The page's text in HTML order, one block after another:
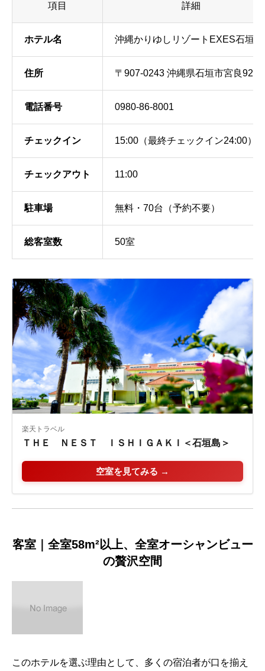
項目 詳細
ホテル名 沖縄かりゆしリゾートEXES石垣
住所 〒907-0243 沖縄県石垣市宮良923-
電話番号 0980-86-8001
チェックイン 15:00（最終チェックイン24:00）
チェックアウト 11:00
駐車場 無料・70台（予約不要）
総客室数 50室
楽天トラベル
ＴＨＥ ＮＥＳＴ ＩＳＨＩＧＡＫＩ＜石垣島＞
空室を見てみる →
客室｜全室58m²以上、全室オーシャンビュー
の贅沢空間
このホテルを選ぶ理由として、多くの宿泊者が口を揃え